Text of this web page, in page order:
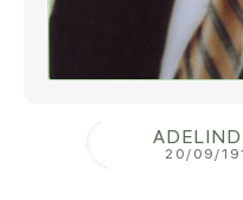
20/09/